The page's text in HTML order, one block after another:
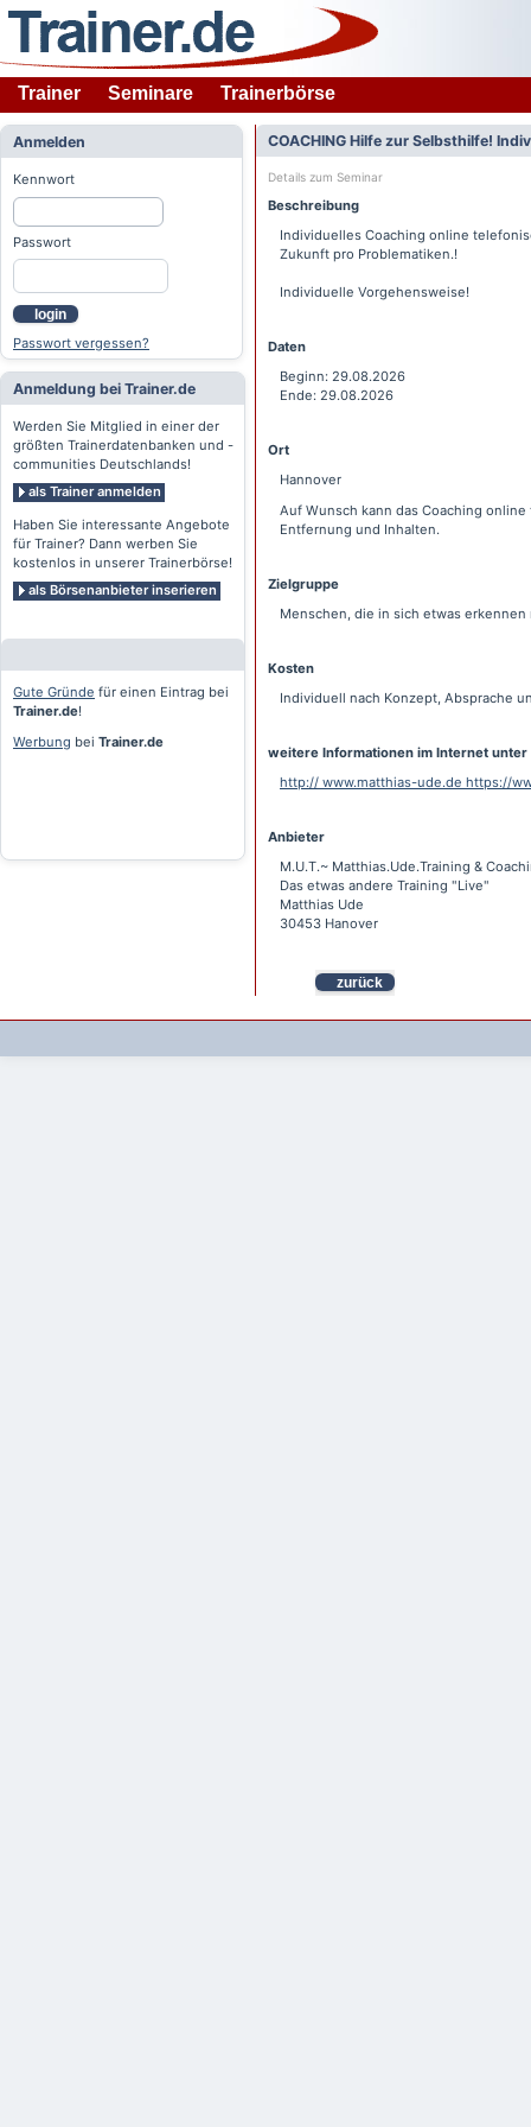
Trainer Seminare Trainerbörse
Anmelden
Kennwort
Passwort
login
Passwort vergessen?
Anmeldung bei Trainer.de
Werden Sie Mitglied in einer der
größten Trainerdatenbanken und -
communities Deutschlands!
als Trainer anmelden
Haben Sie interessante Angebote
für Trainer? Dann werben Sie
kostenlos in unserer Trainerbörse!
als Börsenanbieter inserieren
Gute Gründe für einen Eintrag bei
Trainer.de!
Werbung bei Trainer.de
COACHING Hilfe zur Selbsthilfe!
Details zum Seminar
Beschreibung
Individuelles Coaching online
Zukunft pro Problematiken.!
Individuelle Vorgehensweise!
Daten
Beginn: 29.08.2026
Ende: 29.08.2026
Ort
Hannover
Auf Wunsch kann das Coaching
Entfernung und Inhalten.
Zielgruppe
Menschen, die in sich etwas
Kosten
Individuell nach Konzept, Absprache
weitere Informationen im Internet unter
http:// www.matthias-ude.de https://
Anbieter
M.U.T.~ Matthias.Ude.Training &
Das etwas andere Training "Live"
Matthias Ude
30453 Hanover
zurück